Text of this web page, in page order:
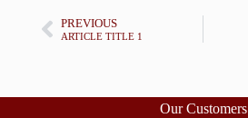
PREVIOUS
ARTICLE TITLE 1
Our Customers